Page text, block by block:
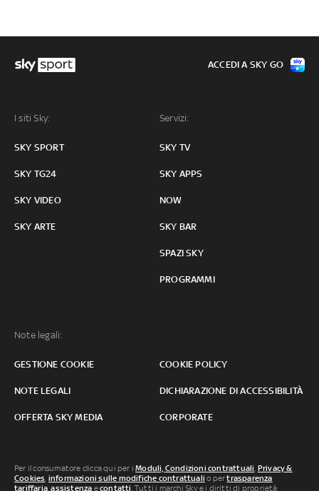
I siti Sky:
SKY SPORT
SKY TG24
SKY VIDEO
SKY ARTE
Servizi:
SKY TV
SKY APPS
NOW
SKY BAR
SPAZI SKY
PROGRAMMI
Note legali:
GESTIONE COOKIE COOKIE POLICY
NOTE LEGALI DICHIARAZIONE DI ACCESSIBILITÀ
OFFERTA SKY MEDIA CORPORATE
ACCEDI A SKY GO
Per il consumatore clicca qui per iModuli, Condizioni contrattuali Privacy &
Cookies informazioni sulle modifiche contrattuali o pertrasparenza
tariffaria ,assistenza econtatti . Tutti i marchi Sky e i diritti di proprietà